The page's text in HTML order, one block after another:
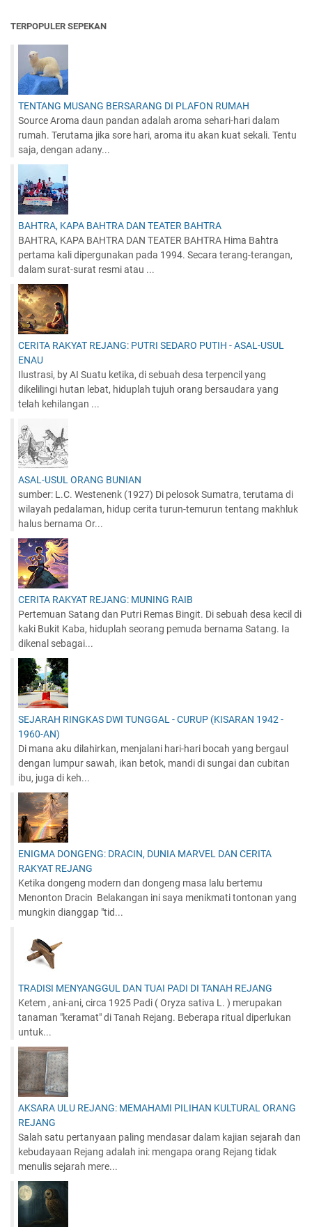
TERPOPULER SEPEKAN
TENTANG MUSANG BERSARANG DI PLAFON RUMAH
Source Aroma daun pandan adalah aroma sehari-hari dalam
rumah. Terutama jika sore hari, aroma itu akan kuat sekali. Tentu
saja, dengan adany...
BAHTRA, KAPA BAHTRA DAN TEATER BAHTRA
BAHTRA, KAPA BAHTRA DAN TEATER BAHTRA Hima Bahtra
pertama kali dipergunakan pada 1994. Secara terang-terangan,
dalam surat-surat resmi atau ...
CERITA RAKYAT REJANG: PUTRI SEDARO PUTIH - ASAL-USUL
ENAU
Ilustrasi, by AI Suatu ketika, di sebuah desa terpencil yang
dikelilingi hutan lebat, hiduplah tujuh orang bersaudara yang
telah kehilangan ...
ASAL-USUL ORANG BUNIAN
sumber: L.C. Westenenk (1927) Di pelosok Sumatra, terutama di
wilayah pedalaman, hidup cerita turun-temurun tentang makhluk
halus bernama Or...
CERITA RAKYAT REJANG: MUNING RAIB
Pertemuan Satang dan Putri Remas Bingit. Di sebuah desa kecil di
kaki Bukit Kaba, hiduplah seorang pemuda bernama Satang. Ia
dikenal sebagai...
SEJARAH RINGKAS DWI TUNGGAL - CURUP (KISARAN 1942 -
1960-AN)
Di mana aku dilahirkan, menjalani hari-hari bocah yang bergaul
dengan lumpur sawah, ikan betok, mandi di sungai dan cubitan
ibu, juga di keh...
ENIGMA DONGENG: DRACIN, DUNIA MARVEL DAN CERITA
RAKYAT REJANG
Ketika dongeng modern dan dongeng masa lalu bertemu
Menonton Dracin Belakangan ini saya menikmati tontonan yang
mungkin dianggap "tid...
TRADISI MENYANGGUL DAN TUAI PADI DI TANAH REJANG
Ketem , ani-ani, circa 1925 Padi ( Oryza sativa L. ) merupakan
tanaman "keramat" di Tanah Rejang. Beberapa ritual diperlukan
untuk...
AKSARA ULU REJANG: MEMAHAMI PILIHAN KULTURAL ORANG
REJANG
Salah satu pertanyaan paling mendasar dalam kajian sejarah dan
kebudayaan Rejang adalah ini: mengapa orang Rejang tidak
menulis sejarah mere...